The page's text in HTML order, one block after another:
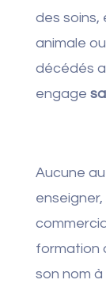
des soins,
animale
décédés
engage
Aucune
formation
son nom